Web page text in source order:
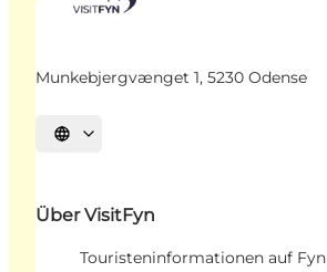
Munkebjergvænget 1, 5230 Odense
Sprache auswählen
Über VisitFyn
Touristeninformationen auf Fyn